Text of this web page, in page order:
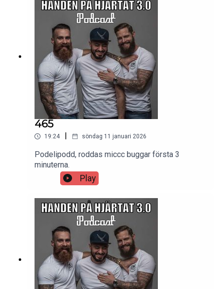
kom hem med en helt ny bil. Kan du gissa vem?
Danne bjuder dessutom på ett av sina mest
tveksamma men hysteriskt roliga prank hittills –
ett sånt som egentligen inte får skrattas åt, men
man gör det ändå.Vill du höra hela avsnittet och
inte missa något av allt kaos som väntar i
framtida episoder? Klicka här och häng med oss
på
Patreon:https://www.patreon.com/handenpahjarta
tSom Patreon stöttar du podden och gör det
möjligt för oss att fortsätta leverera varje vecka.
Stort tack för ditt stöd! 🙏
465
19:24 söndag 11 januari 2026
Podelipodd, roddas miccc buggar första 3
minuterna.
Play